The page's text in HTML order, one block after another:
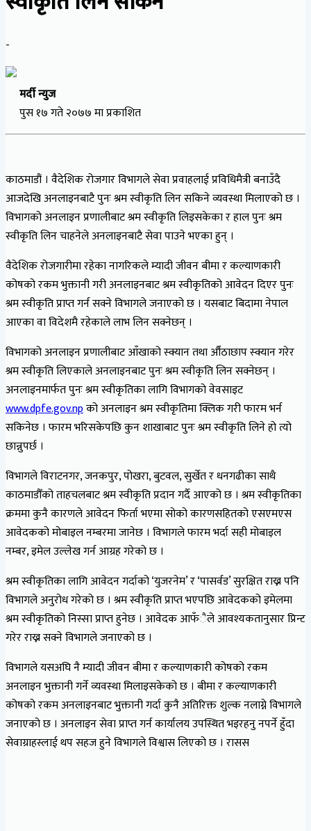
-
मर्दी न्युज
पुस १७ गते २०७७ मा प्रकाशित
काठमाडौं । वैदेशिक रोजगार विभागले सेवा प्रवाहलाई प्रविधिमैत्री बनाउँदै
आजदेखि अनलाइनबाटै पुनः श्रम स्वीकृति लिन सकिने व्यवस्था मिलाएको छ ।
विभागको अनलाइन प्रणालीबाट श्रम स्वीकृति लिइसकेका र हाल पुनः श्रम
स्वीकृति लिन चाहनेले अनलाइनबाटै सेवा पाउने भएका हुन् ।
वैदेशिक रोजगारीमा रहेका नागरिकले म्यादी जीवन बीमा र कल्याणकारी
कोषको रकम भुक्तानी गरी अनलाइनबाट श्रम स्वीकृतिको आवेदन दिएर पुनः
श्रम स्वीकृति प्राप्त गर्न सक्ने विभागले जनाएको छ । यसबाट बिदामा नेपाल
आएका वा विदेशमै रहेकाले लाभ लिन सक्नेछन् ।
विभागको अनलाइन प्रणालीबाट आँखाको स्क्यान तथा औँठाछाप स्क्यान गरेर
श्रम स्वीकृति लिएकाले अनलाइनबाट पुनः श्रम स्वीकृति लिन सक्नेछन् ।
अनलाइनमार्फत पुनः श्रम स्वीकृतिका लागि विभागको वेवसाइट
www.dpfe.gov.npको अनलाइन श्रम स्वीकृतिमा क्लिक गरी फारम भर्न
सकिनेछ । फारम भरिसकेपछि कुन शाखाबाट पुनः श्रम स्वीकृति लिने हो त्यो
छान्नुपर्छ ।
विभागले विराटनगर, जनकपुर, पोखरा, बुटवल, सुर्खेत र धनगढीका साथै
काठमाडौँको ताहचलबाट श्रम स्वीकृति प्रदान गर्दै आएको छ । श्रम स्वीकृतिका
क्रममा कुनै कारणले आवेदन फिर्ता भएमा सोको कारणसहितको एसएमएस
आवेदकको मोबाइल नम्बरमा जानेछ । विभागले फारम भर्दा सही मोबाइल
नम्बर, इमेल उल्लेख गर्न आग्रह गरेको छ ।
श्रम स्वीकृतिका लागि आवेदन गर्दाको ‘युजरनेम’ र ‘पासर्वड’ सुरक्षित राख्न पनि
विभागले अनुरोध गरेको छ । श्रम स्वीकृति प्राप्त भएपछि आवेदकको इमेलमा
श्रम स्वीकृतिको निस्सा प्राप्त हुनेछ । आवेदक आफँैले आवश्यकतानुसार प्रिन्ट
गरेर राख्न सक्ने विभागले जनाएको छ ।
विभागले यसअघि नै म्यादी जीवन बीमा र कल्याणकारी कोषको रकम
अनलाइन भुक्तानी गर्ने व्यवस्था मिलाइसकेको छ । बीमा र कल्याणकारी
कोषको रकम अनलाइनबाट भुक्तानी गर्दा कुनै अतिरिक्त शुल्क नलाग्ने विभागले
जनाएको छ । अनलाइन सेवा प्राप्त गर्न कार्यालय उपस्थित भइरहनु नपर्ने हुँदा
सेवाग्राहस्लाई थप सहज हुने विभागले विश्वास लिएको छ । रासस